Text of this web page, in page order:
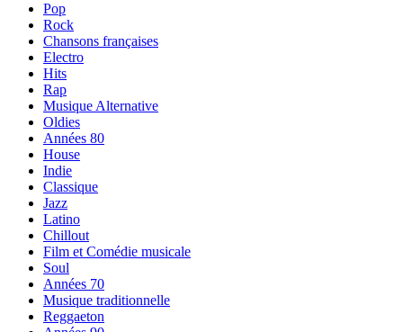
Pop
Rock
Chansons françaises
Electro
Hits
Rap
Musique Alternative
Oldies
Années 80
House
Indie
Classique
Jazz
Latino
Chillout
Film et Comédie musicale
Soul
Années 70
Musique traditionnelle
Reggaeton